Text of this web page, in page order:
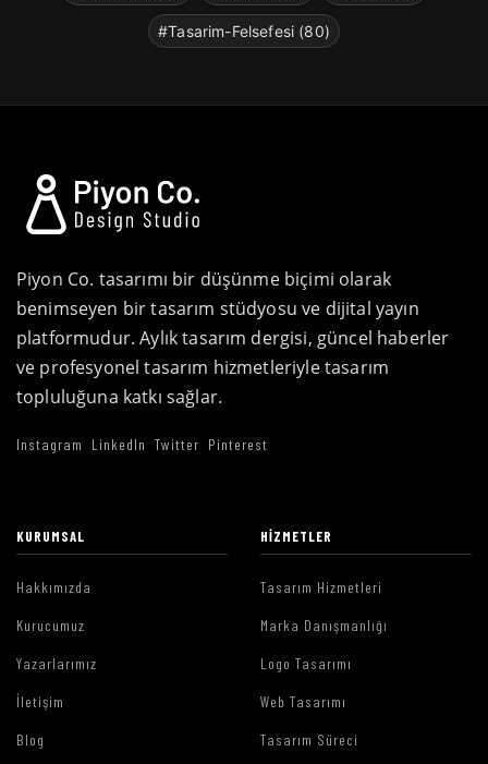
#Tasarim-Felsefesi (80)
Piyon Co. tasarımı bir düşünme biçimi olarak
benimseyen bir tasarım stüdyosu ve dijital yayın
platformudur. Aylık tasarım dergisi, güncel haberler
ve profesyonel tasarım hizmetleriyle tasarım
topluluğuna katkı sağlar.
Instagram LinkedIn Twitter Pinterest
KURUMSAL
Hakkımızda
Kurucumuz
Yazarlarımız
İletişim
Blog
HIZMETLER
Tasarım Hizmetleri
Marka Danışmanlığı
Logo Tasarımı
Web Tasarımı
Tasarım Süreci